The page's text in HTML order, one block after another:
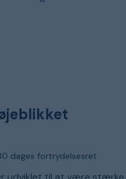
dages fortrydelsesret